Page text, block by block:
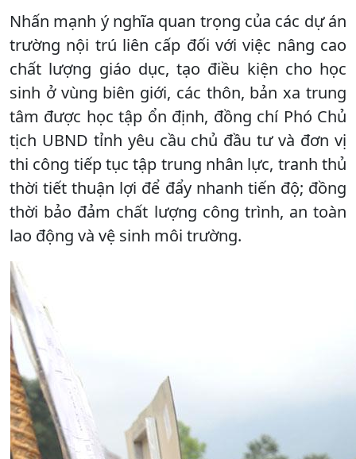
Nhấn mạnh ý nghĩa quan trọng của các dự án
trường nội trú liên cấp đối với việc nâng cao
chất lượng giáo dục, tạo điều kiện cho học
sinh ở vùng biên giới, các thôn, bản xa trung
tâm được học tập ổn định, đồng chí Phó Chủ
tịch UBND tỉnh yêu cầu chủ đầu tư và đơn vị
thi công tiếp tục tập trung nhân lực, tranh thủ
thời tiết thuận lợi để đẩy nhanh tiến độ; đồng
thời bảo đảm chất lượng công trình, an toàn
lao động và vệ sinh môi trường.